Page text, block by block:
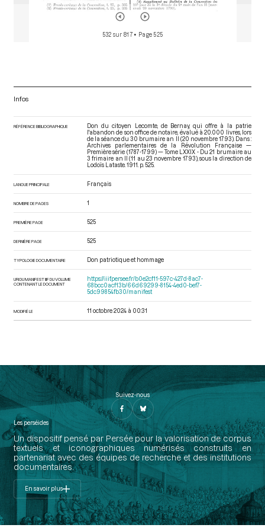
532 sur 817 • Page 525
Infos
RÉFÉRENCE BIBLIOGRAPHIQUE
Don du citoyen Lecomte, de Bernay, qui offre à la patrie
l'abandon de son office de notaire, évalué à 20.000 livres, lors
de la séance du 30 brumaire an II (20 novembre 1793). Dans :
Archives parlementaires de la Révolution Française —
Première série (1787-1799) — Tome LXXIX - Du 21 brumaire au
3 frimaire an II (11 au 23 novembre 1793), sous la direction de
Lodoïs Lataste. 1911. p. 525.
LANGUE PRINCIPALE Français
NOMBRE DE PAGES 1
PREMIÈRE PAGE 525
DERNIÈRE PAGE 525
TYPOLOGIE DOCUMENTAIRE Don patriotique et hommage
URI DU MANIFEST IIIF DU VOLUME
CONTENANT LE DOCUMENT
https://iiif.persee.fr/b0e2cf11-597c-427d-8ac7-
68bcc0acf13b/66d69299-8154-4ed0-bef7-
5dc99854fb30/manifest
MODIFIÉ LE 11 octobre 2024 à 00:31
Suivez-nous
Les perséides
Un dispositif pensé par Persée pour la valorisation de corpus
textuels et iconographiques numérisés construits en
partenariat avec des équipes de recherche et des institutions
documentaires.
En savoir plus